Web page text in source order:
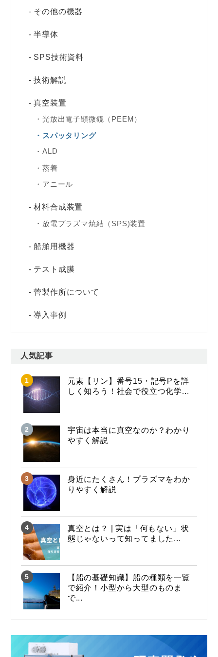
その他の機器
半導体
SPS技術資料
技術解説
真空装置
光放出電子顕微鏡（PEEM）
スパッタリング
ALD
蒸着
アニール
材料合成装置
放電プラズマ焼結（SPS)装置
船舶用機器
テスト成膜
菅製作所について
導入事例
人気記事
元素【リン】番号15・記号Pを詳
しく知ろう！社会で役立つ化学...
宇宙は本当に真空なのか？わかり
やすく解説
身近にたくさん！プラズマをわか
りやすく解説
真空とは？ | 実は「何もない」状
態じゃないって知ってました...
【船の基礎知識】船の種類を一覧
で紹介！小型から大型のものま
で...